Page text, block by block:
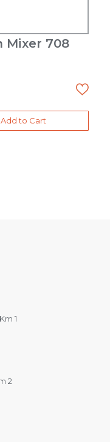
Mixer 708
Add to Cart
1
2